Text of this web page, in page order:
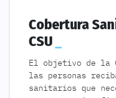
Cobertura
CSU
El objetivo de la
las personas
sanitarios que